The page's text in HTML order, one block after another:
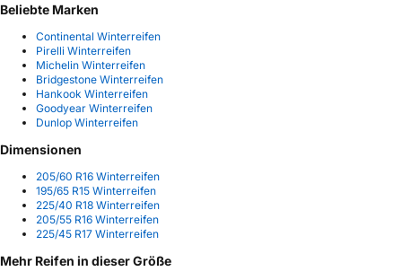
Beliebte Marken
Continental Winterreifen
Pirelli Winterreifen
Michelin Winterreifen
Bridgestone Winterreifen
Hankook Winterreifen
Goodyear Winterreifen
Dunlop Winterreifen
Dimensionen
205/60 R16 Winterreifen
195/65 R15 Winterreifen
225/40 R18 Winterreifen
205/55 R16 Winterreifen
225/45 R17 Winterreifen
Mehr Reifen in dieser Größe